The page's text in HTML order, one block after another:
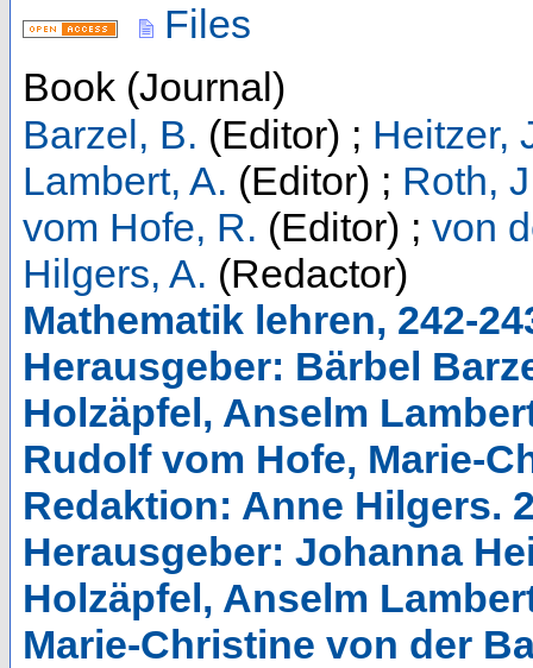
Files
Book (Journal)
Barzel, B. (Editor) ; Heitzer,
Lambert, A. (Editor) ; Roth,
vom Hofe, R. (Editor) ; von
Hilgers, A. (Redactor)
Mathematik lehren, 242-
Herausgeber: Bärbel
Holzäpfel, Anselm
Rudolf vom Hofe, Marie-
Redaktion: Anne Hilgers.
Herausgeber: Johanna
Holzäpfel, Anselm
Marie-Christine von der